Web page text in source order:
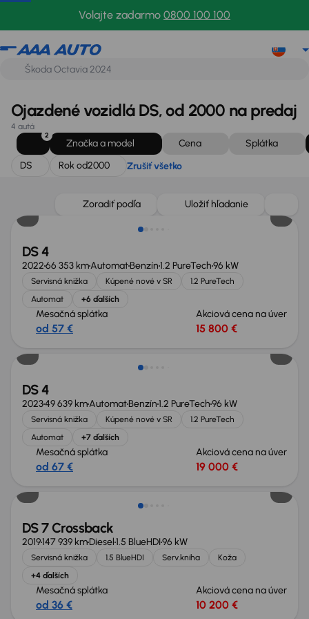
Volajte zadarmo 0800 100 100
DS
Ojazdené vozidlá DS, od 2000 na predaj
4 autá
2
Značka a model Cena
Splátka
DS
Rok od2000 Zrušiť všetko
Zoradiť podľa Uložiť hľadanie
Zlacnené o 2 200 €
DS 4
202266 353 kmAutomatBenzín1.2 PureTech96 kW
Servisná knižka Kúpené nové v SR
1.2 PureTech
Automat
+6 ďalších
Mesačná splátka
od 57 €
Akciová cena na úver
15 800 €
DS 4
202349 639 kmAutomatBenzín1.2 PureTech96 kW
Servisná knižka Kúpené nové v SR
1.2 PureTech
Automat
+7 ďalších
Mesačná splátka
od 67 €
Akciová cena na úver
19 000 €
DS 7 Crossback
2019147 939 kmDiesel1.5 BlueHDI96 kW
Servisná knižka 1.5 BlueHDI Serv.kniha
Koža
+4 ďalších
Mesačná splátka
od 36 €
Akciová cena na úver
10 200 €